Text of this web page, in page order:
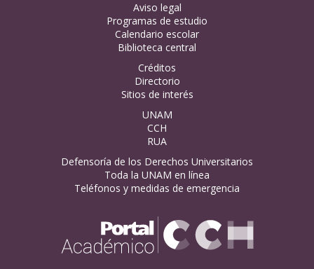
Aviso legal
Programas de estudio
Calendario escolar
Biblioteca central
Créditos
Directorio
Sitios de interés
UNAM
CCH
RUA
Defensoría de los Derechos Universitarios
Toda la UNAM en línea
Teléfonos y medidas de emergencia